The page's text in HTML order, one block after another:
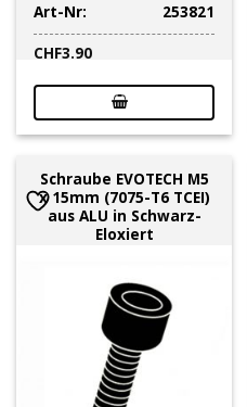
Art-Nr:
253821
CHF3.90
Schraube EVOTECH M5
x 15mm (7075-T6 TCEI)
aus ALU in Schwarz-
Eloxiert